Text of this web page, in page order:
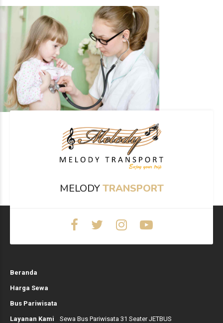
MELODYTRANSPORT
Beranda
Harga Sewa
Bus Pariwisata
Layanan Kami Sewa Bus Pariwisata 31 Seater JETBUS